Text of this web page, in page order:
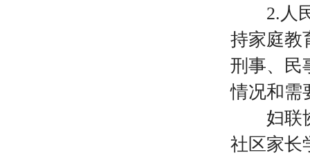
2.人
持家庭教
刑事、民
情况和需
妇联协
社区家长